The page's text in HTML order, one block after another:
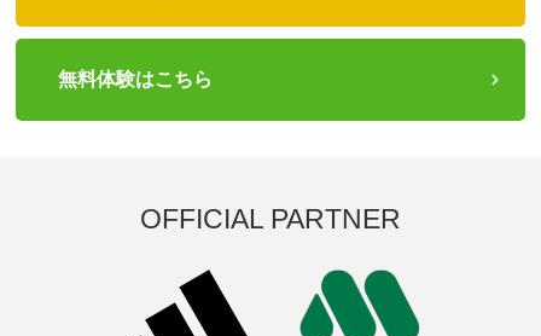
無料体験はこちら
OFFICIAL PARTNER